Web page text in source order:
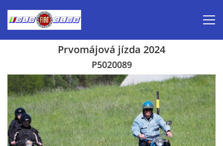
Inzerce prodej
Aktuálně-pozvánky
Prvomájová jízda 2024
P5020089